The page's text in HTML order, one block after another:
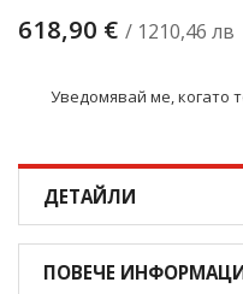
618,90 € / 1210,46 лв
Уведомявай ме, когато
ДЕТАЙЛИ
ПОВЕЧЕ